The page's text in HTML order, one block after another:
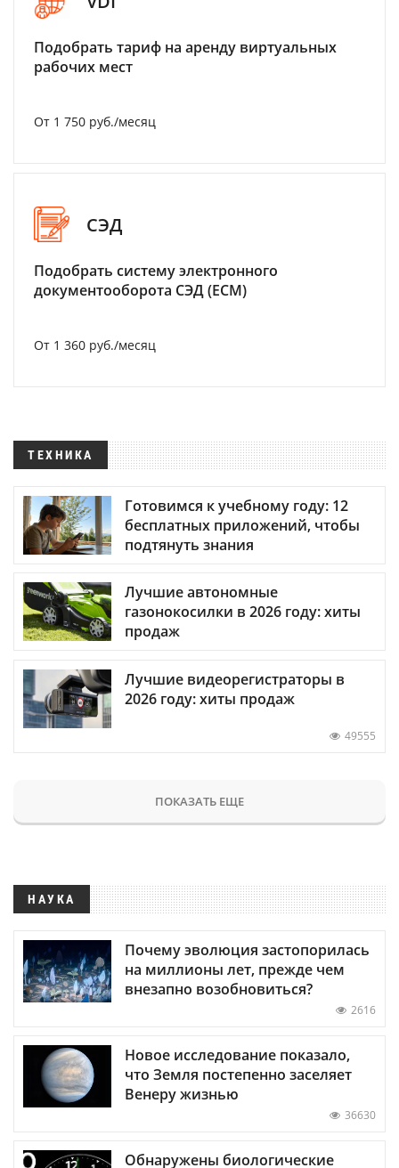
Подобрать тариф на аренду виртуальных
рабочих мест
От 1 750 руб./месяц
СЭД
Подобрать систему электронного
документооборота СЭД (ECM)
От 1 360 руб./месяц
ТЕХНИКА
Готовимся к учебному году: 12
бесплатных приложений, чтобы
подтянуть знания
Лучшие автономные
газонокосилки в 2026 году: хиты
продаж
Лучшие видеорегистраторы в
2026 году: хиты продаж
49555
ПОКАЗАТЬ ЕЩЕ
НАУКА
Почему эволюция застопорилась
на миллионы лет, прежде чем
внезапно возобновиться?
2616
Новое исследование показало,
что Земля постепенно заселяет
Венеру жизнью
36630
Обнаружены биологические